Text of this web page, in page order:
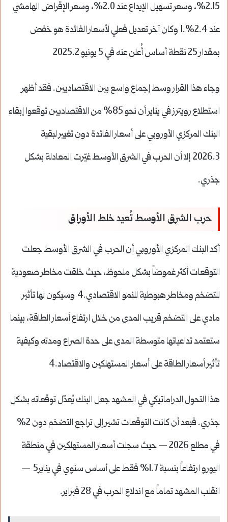
2.15%، وسعر تسهيل الإيداع عند 2.0%، وسعر الإقراض الهامشي
عند 2.4%.1 وكان آخر تعديل فعلي لأسعار الفائدة هو خفض
بمقدار 25 نقطة أساس أُعلن عنه في 5 يونيو 2025.2
وجاء هذا القرار وسط إجماع واسع بين الاقتصاديين. فقد أظهر
استطلاع رويترز في يناير أن نحو 85% من الاقتصاديين توقعوا إبقاء
البنك المركزي الأوروبي على أسعار الفائدة دون تغيير لبقية
2026.3 إلا أن الحرب في الشرق الأوسط غيّرت المعادلة بشكل
جذري.
حرب الشرق الأوسط تُعيد خلط الأوراق
أكد البنك المركزي الأوروبي أن الحرب في الشرق الأوسط جعلت
التوقعات أكثر غموضاً بشكل ملحوظ، حيث خلقت مخاطر صعودية
للتضخم ومخاطر هبوطية للنمو الاقتصادي.4 وسيكون لها تأثير
مادي على التضخم قريب المدى من خلال ارتفاع أسعار الطاقة، بينما
ستعتمد تداعياتها متوسطة المدى على حدة الصراع ومدته وكيفية
تأثير أسعار الطاقة على أسعار المستهلكين والاقتصاد.4
هذا التحول الدراماتيكي في المشهد جعل البنك يُعدّل توقعاته بشكل
جذري. فبعد أن كانت التوقعات تشير إلى تراجع التضخم دون 2%
في مطلع 2026 — حيث سجلت أسعار المستهلكين في منطقة
اليورو ارتفاعاً بنسبة 1.7% فقط على أساس سنوي في يناير5 —
انقلب المشهد تماماً مع اندلاع الحرب في 28 فبراير.